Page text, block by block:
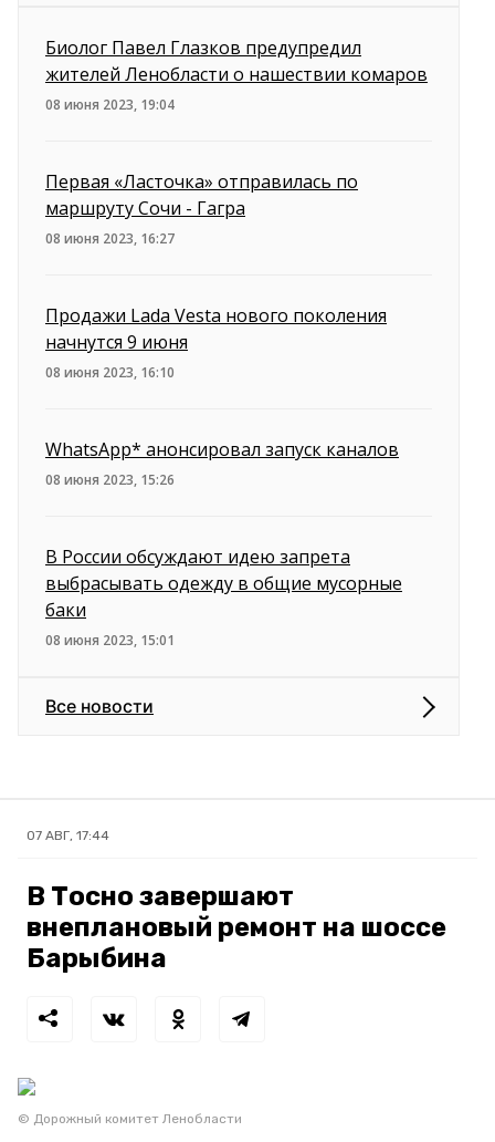
Биолог Павел Глазков предупредил
жителей Ленобласти о нашествии комаров
08 июня 2023, 19:04
Первая «Ласточка» отправилась по
маршруту Сочи - Гагра
08 июня 2023, 16:27
Продажи Lada Vesta нового поколения
начнутся 9 июня
08 июня 2023, 16:10
WhatsApp* анонсировал запуск каналов
08 июня 2023, 15:26
В России обсуждают идею запрета
выбрасывать одежду в общие мусорные
баки
08 июня 2023, 15:01
Все новости
07 АВГ, 17:44
В Тосно завершают
внеплановый ремонт на шоссе
Барыбина
© Дорожный комитет Ленобласти